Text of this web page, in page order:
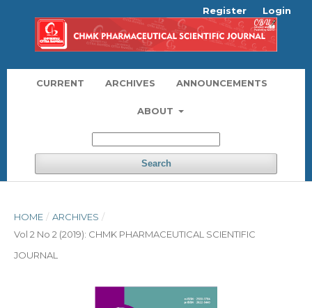
CURRENT ARCHIVES ANNOUNCEMENTS
ABOUT
Search
Register Login
HOME / ARCHIVES /
Vol 2 No 2 (2019): CHMK PHARMACEUTICAL SCIENTIFIC
JOURNAL